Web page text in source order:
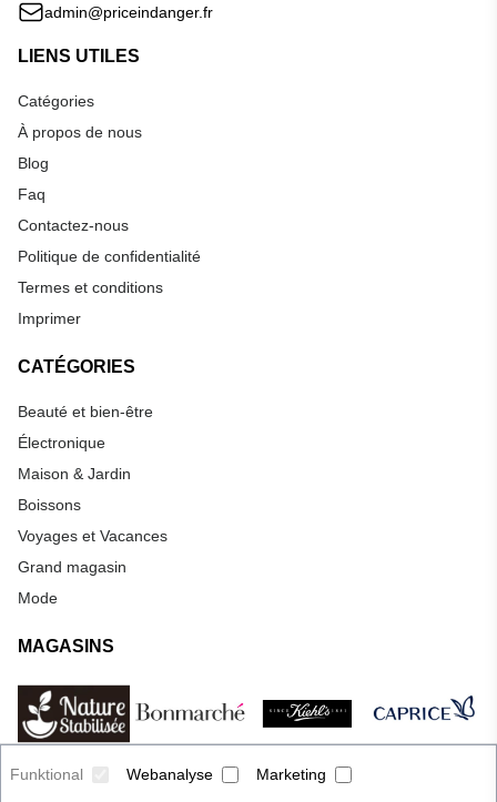
Funktional Webanalyse Marketing
admin@priceindanger.fr
LIENS UTILES
Catégories
À propos de nous
Blog
Faq
Contactez-nous
Politique de confidentialité
Termes et conditions
Imprimer
CATÉGORIES
Beauté et bien-être
Électronique
Maison & Jardin
Boissons
Voyages et Vacances
Grand magasin
Mode
MAGASINS